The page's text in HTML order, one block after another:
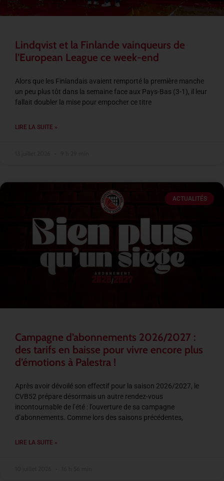
Lindqvist et la Finlande vainqueurs de
l’European League ce week-end
Alors que les Finlandais avaient remporté la première manche
un peu plus tôt dans la semaine face aux Pays-Bas (3-1), il leur
fallait doubler la mise pour empocher ce titre
LIRE LA SUITE »
ACTUALITÉS
Campagne d’abonnements 2026/2027 :
des tarifs en baisse pour vivre encore plus
d’émotions à Palestra !
Après avoir dévoilé son effectif pour la saison 2026/2027, le
CVB52 prépare désormais un autre rendez-vous
incontournable de l’été : l’ouverture de sa campagne
d’abonnements. Comme lors des saisons précédentes,
LIRE LA SUITE »